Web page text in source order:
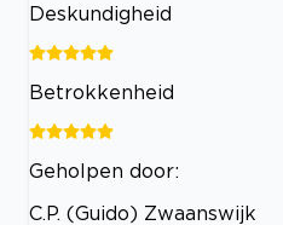
Deskundigheid
Betrokkenheid
Geholpen door:
C.P. (Guido) Zwaanswijk